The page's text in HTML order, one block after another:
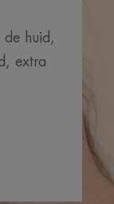
de huid,
extra